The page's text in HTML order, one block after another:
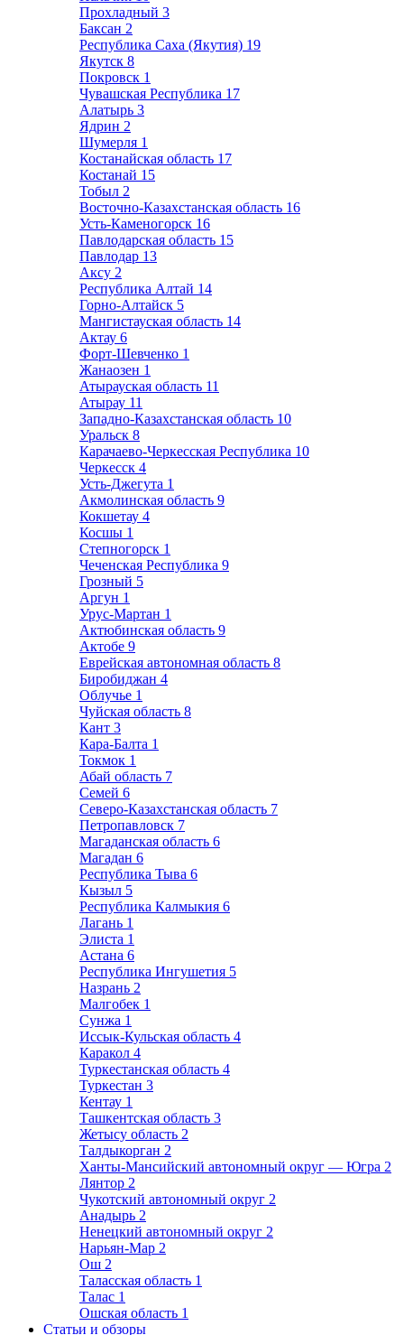
Прохладный 3
Баксан 2
Республика Саха (Якутия) 19
Якутск 8
Покровск 1
Чувашская Республика 17
Алатырь 3
Ядрин 2
Шумерля 1
Костанайская область 17
Костанай 15
Тобыл 2
Восточно-Казахстанская область 16
Усть-Каменогорск 16
Павлодарская область 15
Павлодар 13
Аксу 2
Республика Алтай 14
Горно-Алтайск 5
Мангистауская область 14
Актау 6
Форт-Шевченко 1
Жанаозен 1
Атырауская область 11
Атырау 11
Западно-Казахстанская область 10
Уральск 8
Карачаево-Черкесская Республика 10
Черкесск 4
Усть-Джегута 1
Акмолинская область 9
Кокшетау 4
Косшы 1
Степногорск 1
Чеченская Республика 9
Грозный 5
Аргун 1
Урус-Мартан 1
Актюбинская область 9
Актобе 9
Еврейская автономная область 8
Биробиджан 4
Облучье 1
Чуйская область 8
Кант 3
Кара-Балта 1
Токмок 1
Абай область 7
Семей 6
Северо-Казахстанская область 7
Петропавловск 7
Магаданская область 6
Магадан 6
Республика Тыва 6
Кызыл 5
Республика Калмыкия 6
Лагань 1
Элиста 1
Астана 6
Республика Ингушетия 5
Назрань 2
Малгобек 1
Сунжа 1
Иссык-Кульская область 4
Каракол 4
Туркестанская область 4
Туркестан 3
Кентау 1
Ташкентская область 3
Жетысу область 2
Талдыкорган 2
Ханты-Мансийский автономный округ — Югра 2
Лянтор 2
Чукотский автономный округ 2
Анадырь 2
Ненецкий автономный округ 2
Нарьян-Мар 2
Ош 2
Таласская область 1
Талас 1
Ошская область 1
Статьи и обзоры